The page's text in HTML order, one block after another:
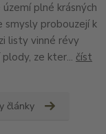
plné krásných
smysly probouzejí k
listy vinné révy
ze kter... číst
články